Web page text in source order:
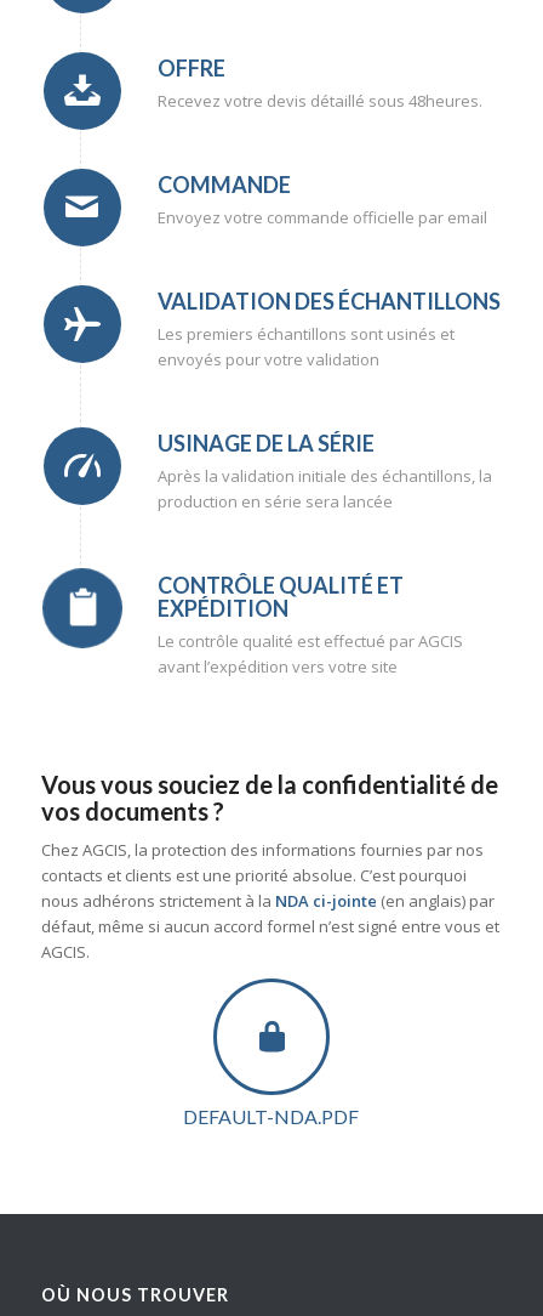
OFFRE
Recevez votre devis détaillé sous 48heures.
COMMANDE
Envoyez votre commande officielle par email
VALIDATION DES ÉCHANTILLONS
Les premiers échantillons sont usinés et
envoyés pour votre validation
USINAGE DE LA SÉRIE
Après la validation initiale des échantillons, la
production en série sera lancée
CONTRÔLE QUALITÉ ET
EXPÉDITION
Le contrôle qualité est effectué par AGCIS
avant l’expédition vers votre site
Vous vous souciez de la confidentialité de
vos documents ?
Chez AGCIS, la protection des informations fournies par nos
contacts et clients est une priorité absolue. C’est pourquoi
nous adhérons strictement à la NDA ci-jointe (en anglais) par
défaut, même si aucun accord formel n’est signé entre vous et
AGCIS.
DEFAULT-NDA.PDF
OÙ NOUS TROUVER